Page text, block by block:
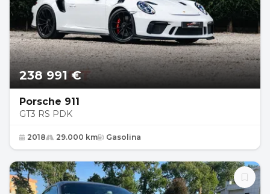
238 991 €
Porsche 911
GT3 RS PDK
2018 29.000 km Gasolina